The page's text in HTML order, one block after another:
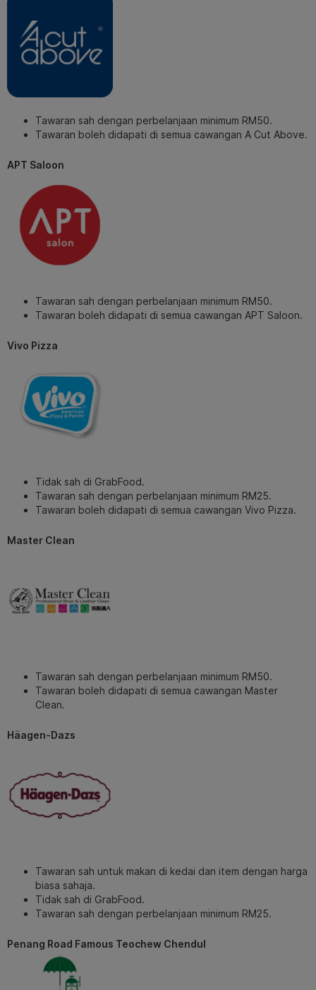
Tawaran sah dengan perbelanjaan minimum RM50.
Tawaran boleh didapati di semua cawangan A Cut Above.
APT Saloon
Tawaran sah dengan perbelanjaan minimum RM50.
Tawaran boleh didapati di semua cawangan APT Saloon.
Vivo Pizza
Tidak sah di GrabFood.
Tawaran sah dengan perbelanjaan minimum RM25.
Tawaran boleh didapati di semua cawangan Vivo Pizza.
Master Clean
Tawaran sah dengan perbelanjaan minimum RM50.
Tawaran boleh didapati di semua cawangan Master
Clean.
Häagen-Dazs
Tawaran sah untuk makan di kedai dan item dengan harga
biasa sahaja.
Tidak sah di GrabFood.
Tawaran sah dengan perbelanjaan minimum RM25.
Penang Road Famous Teochew Chendul